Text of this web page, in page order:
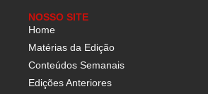
NOSSO SITE
Home
Matérias da Edição
Conteúdos Semanais
Edições Anteriores